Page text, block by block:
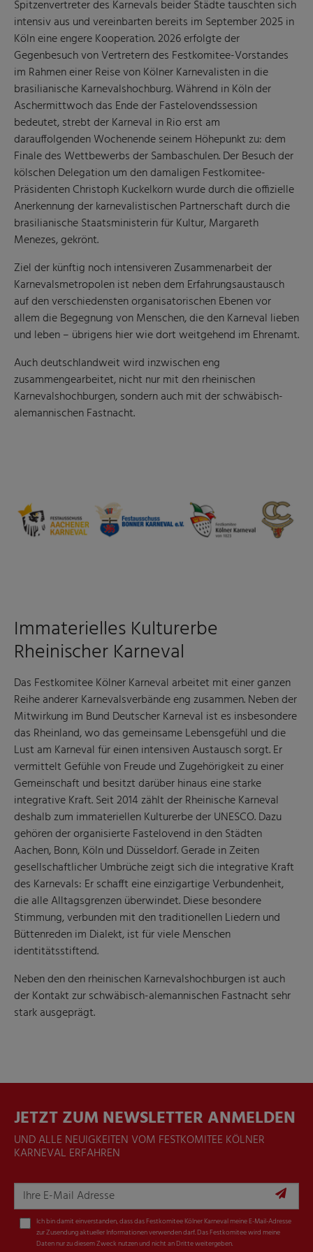
Spitzenvertreter des Karnevals beider Städte tauschten sich
intensiv aus und vereinbarten bereits im September 2025 in
Köln eine engere Kooperation. 2026 erfolgte der
Gegenbesuch von Vertretern des Festkomitee-Vorstandes
im Rahmen einer Reise von Kölner Karnevalisten in die
brasilianische Karnevalshochburg. Während in Köln der
Aschermittwoch das Ende der Fastelovendssession
bedeutet, strebt der Karneval in Rio erst am
darauffolgenden Wochenende seinem Höhepunkt zu: dem
Finale des Wettbewerbs der Sambaschulen. Der Besuch der
kölschen Delegation um den damaligen Festkomitee-
Präsidenten Christoph Kuckelkorn wurde durch die offizielle
Anerkennung der karnevalistischen Partnerschaft durch die
brasilianische Staatsministerin für Kultur, Margareth
Menezes, gekrönt.
Ziel der künftig noch intensiveren Zusammenarbeit der
Karnevalsmetropolen ist neben dem Erfahrungsaustausch
auf den verschiedensten organisatorischen Ebenen vor
allem die Begegnung von Menschen, die den Karneval lieben
und leben – übrigens hier wie dort weitgehend im Ehrenamt.
Auch deutschlandweit wird inzwischen eng
zusammengearbeitet, nicht nur mit den rheinischen
Karnevalshochburgen, sondern auch mit der schwäbisch-
alemannischen Fastnacht.
Immaterielles Kulturerbe
Rheinischer Karneval
Das Festkomitee Kölner Karneval arbeitet mit einer ganzen
Reihe anderer Karnevalsverbände eng zusammen. Neben der
Mitwirkung im Bund Deutscher Karneval ist es insbesondere
das Rheinland, wo das gemeinsame Lebensgefühl und die
Lust am Karneval für einen intensiven Austausch sorgt. Er
vermittelt Gefühle von Freude und Zugehörigkeit zu einer
Gemeinschaft und besitzt darüber hinaus eine starke
integrative Kraft. Seit 2014 zählt der Rheinische Karneval
deshalb zum immateriellen Kulturerbe der UNESCO. Dazu
gehören der organisierte Fastelovend in den Städten
Aachen, Bonn, Köln und Düsseldorf. Gerade in Zeiten
gesellschaftlicher Umbrüche zeigt sich die integrative Kraft
des Karnevals: Er schafft eine einzigartige Verbundenheit,
die alle Alltagsgrenzen überwindet. Diese besondere
Stimmung, verbunden mit den traditionellen Liedern und
Büttenreden im Dialekt, ist für viele Menschen
identitätsstiftend.
Neben den den rheinischen Karnevalshochburgen ist auch
der Kontakt zur schwäbisch-alemannischen Fastnacht sehr
stark ausgeprägt.
JETZT ZUM NEWSLETTER ANMELDEN
UND ALLE NEUIGKEITEN VOM FESTKOMITEE KÖLNER
KARNEVAL ERFAHREN
Ich bin damit einverstanden, dass das Festkomitee Kölner Karneval meine E-Mail-Adresse
zur Zusendung aktueller Informationen verwenden darf. Das Festkomitee wird meine
Daten nur zu diesem Zweck nutzen und nicht an Dritte weitergeben.